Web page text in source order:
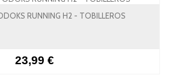
RUNNING H2 - TOBILLEROS
23,99 €